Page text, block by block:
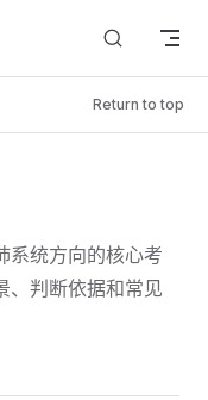
Return to top
系统方向的核心考
、判断依据和常见